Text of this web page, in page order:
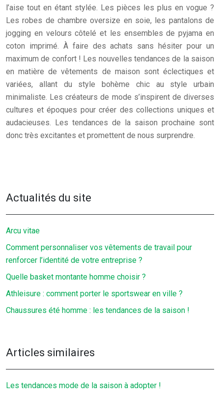
l’aise tout en étant stylée. Les pièces les plus en vogue ?
Les robes de chambre oversize en soie, les pantalons de
jogging en velours côtelé et les ensembles de pyjama en
coton imprimé. À faire des achats sans hésiter pour un
maximum de confort ! Les nouvelles tendances de la saison
en matière de vêtements de maison sont éclectiques et
variées, allant du style bohème chic au style urbain
minimaliste. Les créateurs de mode s’inspirent de diverses
cultures et époques pour créer des collections uniques et
audacieuses. Les tendances de la saison prochaine sont
donc très excitantes et promettent de nous surprendre.
Actualités du site
Arcu vitae
Comment personnaliser vos vêtements de travail pour
renforcer l’identité de votre entreprise ?
Quelle basket montante homme choisir ?
Athleisure : comment porter le sportswear en ville ?
Chaussures été homme : les tendances de la saison !
Articles similaires
Les tendances mode de la saison à adopter !